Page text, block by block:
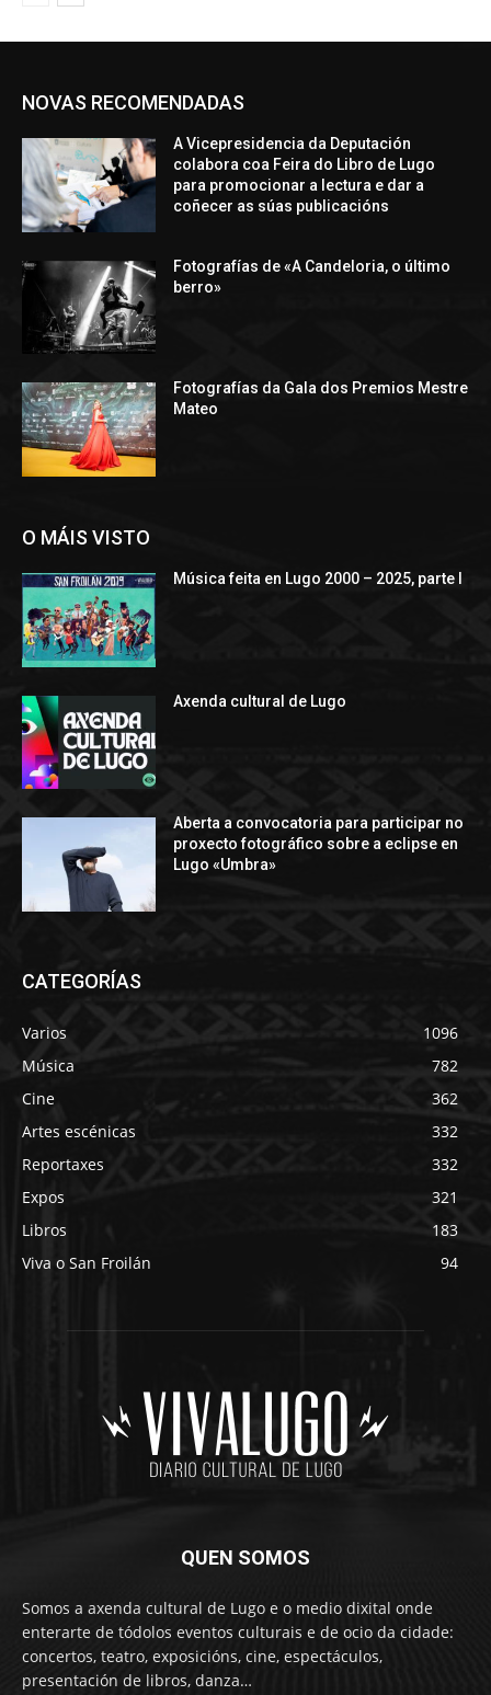
NOVAS RECOMENDADAS
A Vicepresidencia da Deputación
colabora coa Feira do Libro de Lugo
para promocionar a lectura e dar a
coñecer as súas publicacións
Fotografías de «A Candeloria, o último
berro»
Fotografías da Gala dos Premios Mestre
Mateo
O MÁIS VISTO
Música feita en Lugo 2000 – 2025, parte I
Axenda cultural de Lugo
Aberta a convocatoria para participar no
proxecto fotográfico sobre a eclipse en
Lugo «Umbra»
CATEGORÍAS
Varios
1096
Música
782
Cine
362
Artes escénicas
332
Reportaxes
332
Expos
321
Libros
183
Viva o San Froilán
94
QUEN SOMOS
Somos a axenda cultural de Lugo e o medio dixital onde
enterarte de tódolos eventos culturais e de ocio da cidade:
concertos, teatro, exposicións, cine, espectáculos,
presentación de libros, danza…